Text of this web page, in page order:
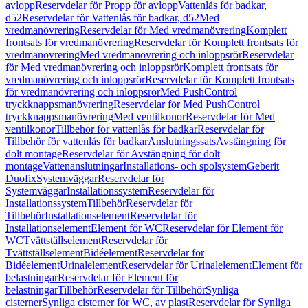
avloppReservdelar för Propp för avloppVattenlås för badkar,
d52Reservdelar för Vattenlås för badkar, d52Med
vredmanövreringReservdelar för Med vredmanövreringKomplett
frontsats för vredmanövreringReservdelar för Komplett frontsats för
vredmanövreringMed vredmanövrering och inloppsrörReservdelar
för Med vredmanövrering och inloppsrörKomplett frontsats för
vredmanövrering och inloppsrörReservdelar för Komplett frontsats
för vredmanövrering och inloppsrörMed PushControl
tryckknappsmanövreringReservdelar för Med PushControl
tryckknappsmanövreringMed ventilkonorReservdelar för Med
ventilkonorTillbehör för vattenlås för badkarReservdelar för
Tillbehör för vattenlås för badkarAnslutningssatsAvstängning för
dolt montageReservdelar för Avstängning för dolt
montageVattenanslutningarInstallations- och spolsystemGeberit
DuofixSystemväggarReservdelar för
SystemväggarInstallationssystemReservdelar för
InstallationssystemTillbehörReservdelar för
TillbehörInstallationselementReservdelar för
InstallationselementElement för WCReservdelar för Element för
WCTvättställselementReservdelar för
TvättställselementBidéelementReservdelar för
BidéelementUrinalelementReservdelar för UrinalelementElement för
belastningarReservdelar för Element för
belastningarTillbehörReservdelar för TillbehörSynliga
cisternerSynliga cisterner för WC, av plastReservdelar för Synliga